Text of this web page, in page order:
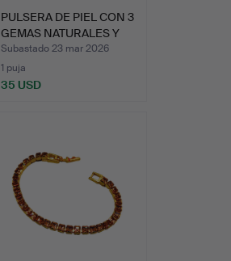
PULSERA DE PIEL CON 3
GEMAS NATURALES Y
CI…
Subastado 23 mar 2026
1 puja
35 USD